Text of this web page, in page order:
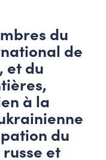
du
de
et du
à la
du
et